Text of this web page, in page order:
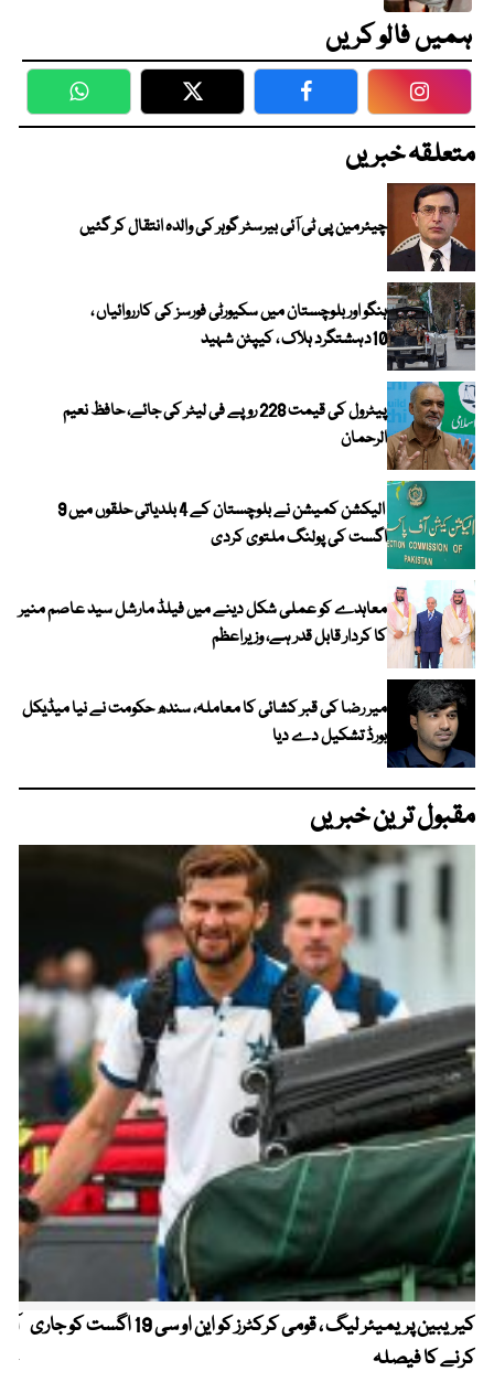
ہمیں فالو کریں
WhatsApp Twitter Facebook
متعلقہ خبریں
چیئرمین پی ٹی آئی بیرسٹر گوہر کی والدہ انتقال کر گئیں
ہنگو اور بلوچستان میں سکیورٹی فورسز کی کارروائیاں ،
10دہشتگرد ہلاک ، کیپٹن شہید
پیٹرول کی قیمت 228 روپے فی لیٹر کی جائے، حافظ نعیم
الرحمان
الیکشن کمیشن نے بلوچستان کے 4 بلدیاتی حلقوں میں 9
اگست کی پولنگ ملتوی کردی
معاہدے کو عملی شکل دینے میں فیلڈ مارشل سید عاصم منیر
کا کردار قابل قدر ہے، وزیراعظم
میر رضا کی قبر کشائی کا معاملہ، سندھ حکومت نے نیا میڈیکل
بورڈ تشکیل دے دیا
مقبول ترین خبریں
کیریبین پریمیئر لیگ ، قومی کرکٹرز کو این او سی 19 اگست کو جاری
کرنے کا فیصلہ